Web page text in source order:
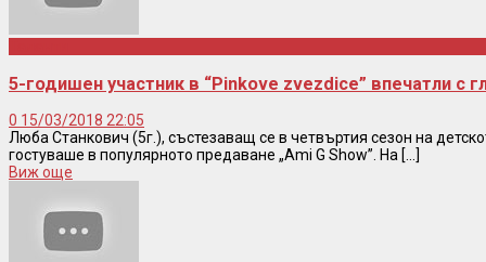
5-годишен участник в “Pinkove zvezdice” впечатли с
0 15/03/2018 22:05
Люба Станкович (5г.), състезаващ се в четвъртия сезон на
гостуваше в популярното предаване „Ami G Show”. На [...]
Виж още